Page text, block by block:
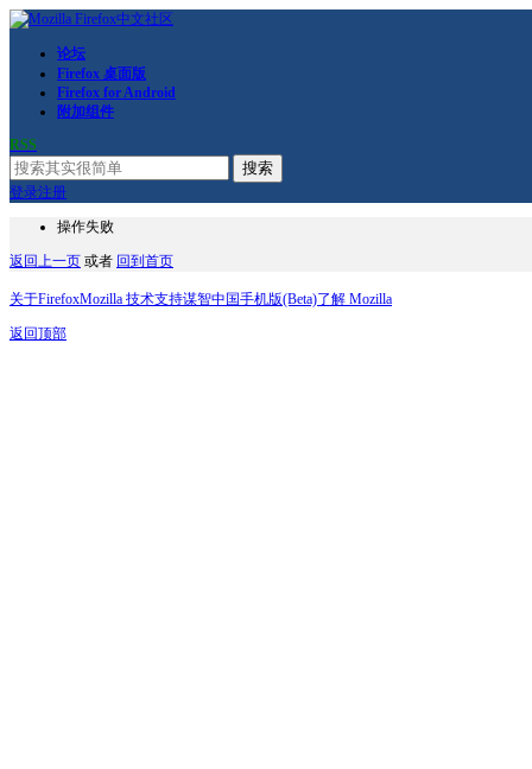
论坛
Firefox 桌面版
Firefox for Android
附加组件
RSS
搜索
登录注册
操作失败
返回上一页 或者 回到首页
关于FirefoxMozilla 技术支持谋智中国手机版(Beta)了解 Mozilla
返回顶部